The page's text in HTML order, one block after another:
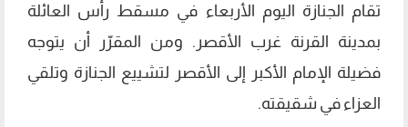
تقام الجنازة اليوم الأربعاء في مسقط رأس العائلة
بمدينة القرنة غرب الأقصر. ومن المقرّر أن يتوجه
فضيلة الإمام الأكبر إلى الأقصر لتشييع الجنازة وتلقي
العزاء في شقيقته.